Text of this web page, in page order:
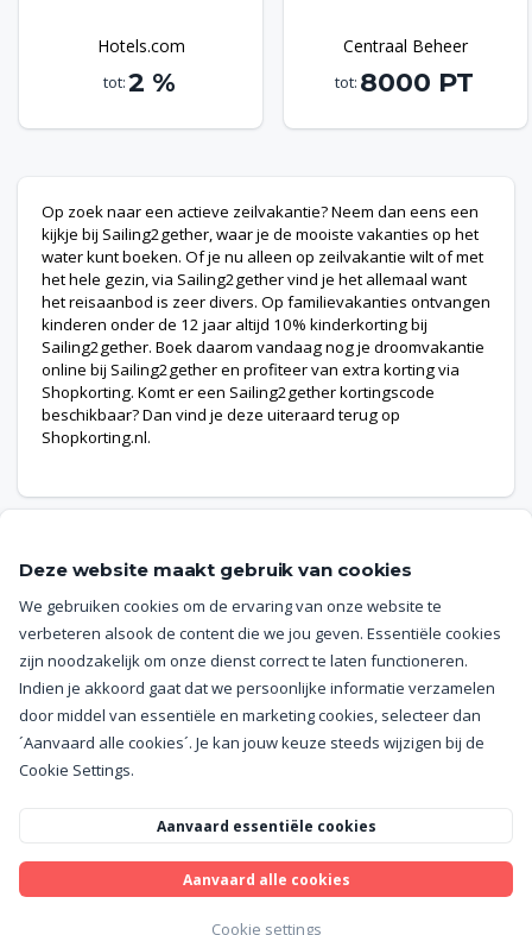
Hotels.com
tot:2 %
Centraal Beheer
tot: 8000 PT
Op zoek naar een actieve zeilvakantie? Neem dan eens een
kijkje bij Sailing2gether, waar je de mooiste vakanties op het
water kunt boeken. Of je nu alleen op zeilvakantie wilt of met
het hele gezin, via Sailing2gether vind je het allemaal want
het reisaanbod is zeer divers. Op familievakanties ontvangen
kinderen onder de 12 jaar altijd 10% kinderkorting bij
Sailing2gether. Boek daarom vandaag nog je droomvakantie
online bij Sailing2gether en profiteer van extra korting via
Shopkorting. Komt er een Sailing2gether kortingscode
beschikbaar? Dan vind je deze uiteraard terug op
Shopkorting.nl.
Help
Getuigenissen
Algemene voorwaarden
© 2024 Bonusway
Deze website maakt gebruik van cookies
We gebruiken cookies om de ervaring van onze website te
verbeteren alsook de content die we jou geven. Essentiële cookies
zijn noodzakelijk om onze dienst correct te laten functioneren.
Indien je akkoord gaat dat we persoonlijke informatie verzamelen
door middel van essentiële en marketing cookies, selecteer dan
´Aanvaard alle cookies´. Je kan jouw keuze steeds wijzigen bij de
Cookie Settings.
Aanvaard essentiële cookies
Aanvaard alle cookies
Cookie settings